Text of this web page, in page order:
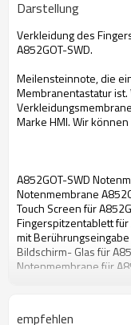
Darstellung
Verkleidung des
A852GOT-SWD.
Meilensteinnote, die
Membranentastatur
Marke HMI. Wir
A852GOT-SWD
Notenmembrane
Touch Screen für
Fingerspitzentablett für
mit
Bildschirm- Glas für
Notenmembrane für
empfehlen